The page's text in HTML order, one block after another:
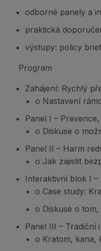
odborné panely a
praktická
výstupy: policy
Program
Zahájení: Rychlý
o Nastavení
Panel I –
o Diskuse o
Panel II – Harm
o Jak zajistit
Interaktivní blok I –
o Case study:
o Diskuse o
Panel III – Tradiční
o Kratom, kana,